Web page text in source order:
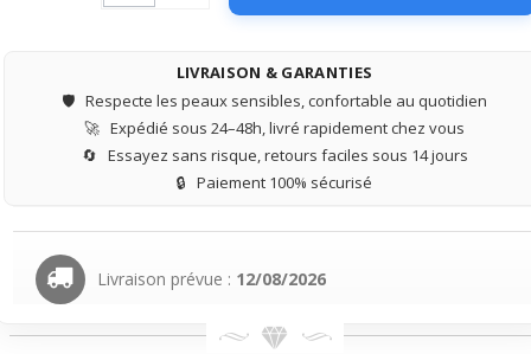
LIVRAISON & GARANTIES
🛡️ Respecte les peaux sensibles, confortable au quotidien
🚀 Expédié sous 24–48h, livré rapidement chez vous
🔄 Essayez sans risque, retours faciles sous 14 jours
🔒 Paiement 100% sécurisé
Livraison prévue : 12/08/2026